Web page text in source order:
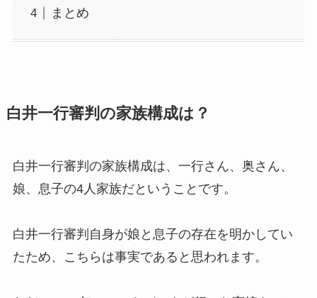
まとめ
白井一行審判の家族構成は？
白井一行審判の家族構成は、一行さん、奥さん、
娘、息子の4人家族だということです。
白井一行審判自身が娘と息子の存在を明かしてい
たため、こちらは事実であると思われます。